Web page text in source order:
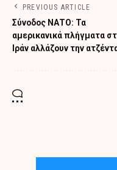
PREVIOUS ARTICLE
Σύνοδος ΝΑΤΟ: Τα
αμερικανικά πλήγματα
Ιράν αλλάζουν την